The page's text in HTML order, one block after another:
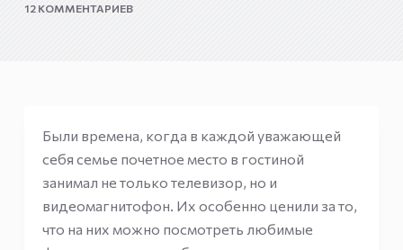
12 КОММЕНТАРИЕВ
Были времена, когда в каждой уважающей
себя семье почетное место в гостиной
занимал не только телевизор, но и
видеомагнитофон. Их особенно ценили за то,
что на них можно посмотреть любимые